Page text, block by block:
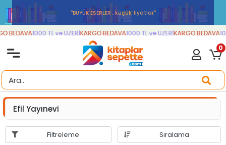
''BÜYÜK ESERLER , küçük fiyatlar''
BEDAVA1000 TL ve ÜZERİKARGO BEDAVA1000 TL ve ÜZERİKARGO BEDAVA
0
Efil Yayınevi
Filtreleme Sıralama